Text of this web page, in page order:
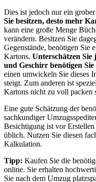
Dies ist jedoch nur ein
Sie besitzen, desto mehr
kann eine große Menge
verändern. Besitzen Sie
Gegenstände, benötigen Sie
Kartons. Unterschätzen
und Geschirr benötigen
einen umwickeln Sie dieses
steigt. Zum anderen ist
Kartons nicht zu voll packen
Eine gute Schätzung der
sachkundiger
Besichtigung ist vor
üblich. Nutzen Sie diesen
Kalkulation.
Tipp: Kaufen Sie die
online. Sie erhalten
Sie nach dem Umzug